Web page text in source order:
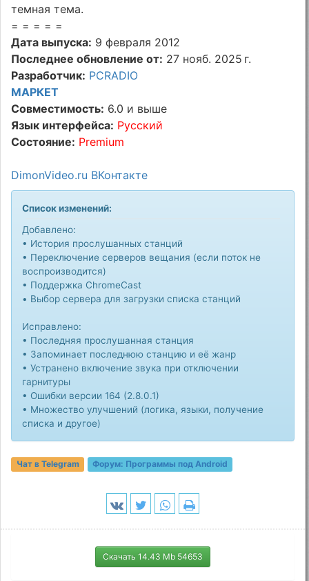
темная тема.
= = = = =
Дата выпуска: 9 февраля 2012
Последнее обновление от: 27 нояб. 2025 г.
Разработчик: PCRADIO
МАРКЕТ
Совместимость: 6.0 и выше
Язык интерфейса: Русский
Состояние: Premium
DimonVideo.ru ВКонтакте
Список изменений:
Добавлено:
• История прослушанных станций
• Переключение серверов вещания (если поток не
воспроизводится)
• Поддержка ChromeCast
• Выбор сервера для загрузки списка станций
Исправлено:
• Последняя прослушанная станция
• Запоминает последнюю станцию и её жанр
• Устранено включение звука при отключении
гарнитуры
• Ошибки версии 164 (2.8.0.1)
• Множество улучшений (логика, языки, получение
списка и другое)
Чат в Telegram Форум: Программы под Android
Скачать 14.43 Mb 54653